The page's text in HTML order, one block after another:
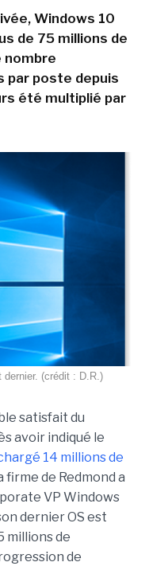
Windows 10
de 75 millions de
nombre
par poste depuis
été multiplié par
(crédit : D.R.)
satisfait du
avoir indiqué le
14 millions de
firme de Redmond a
VP Windows
dernier OS est
millions de
de